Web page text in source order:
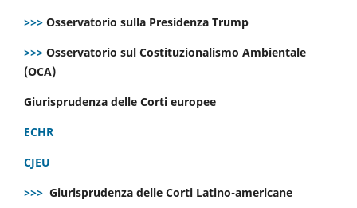
>>> Osservatorio sulla Presidenza Trump
>>> Osservatorio sul Costituzionalismo Ambientale
(OCA)
Giurisprudenza delle Corti europee
ECHR
CJEU
>>> Giurisprudenza delle Corti Latino-americane